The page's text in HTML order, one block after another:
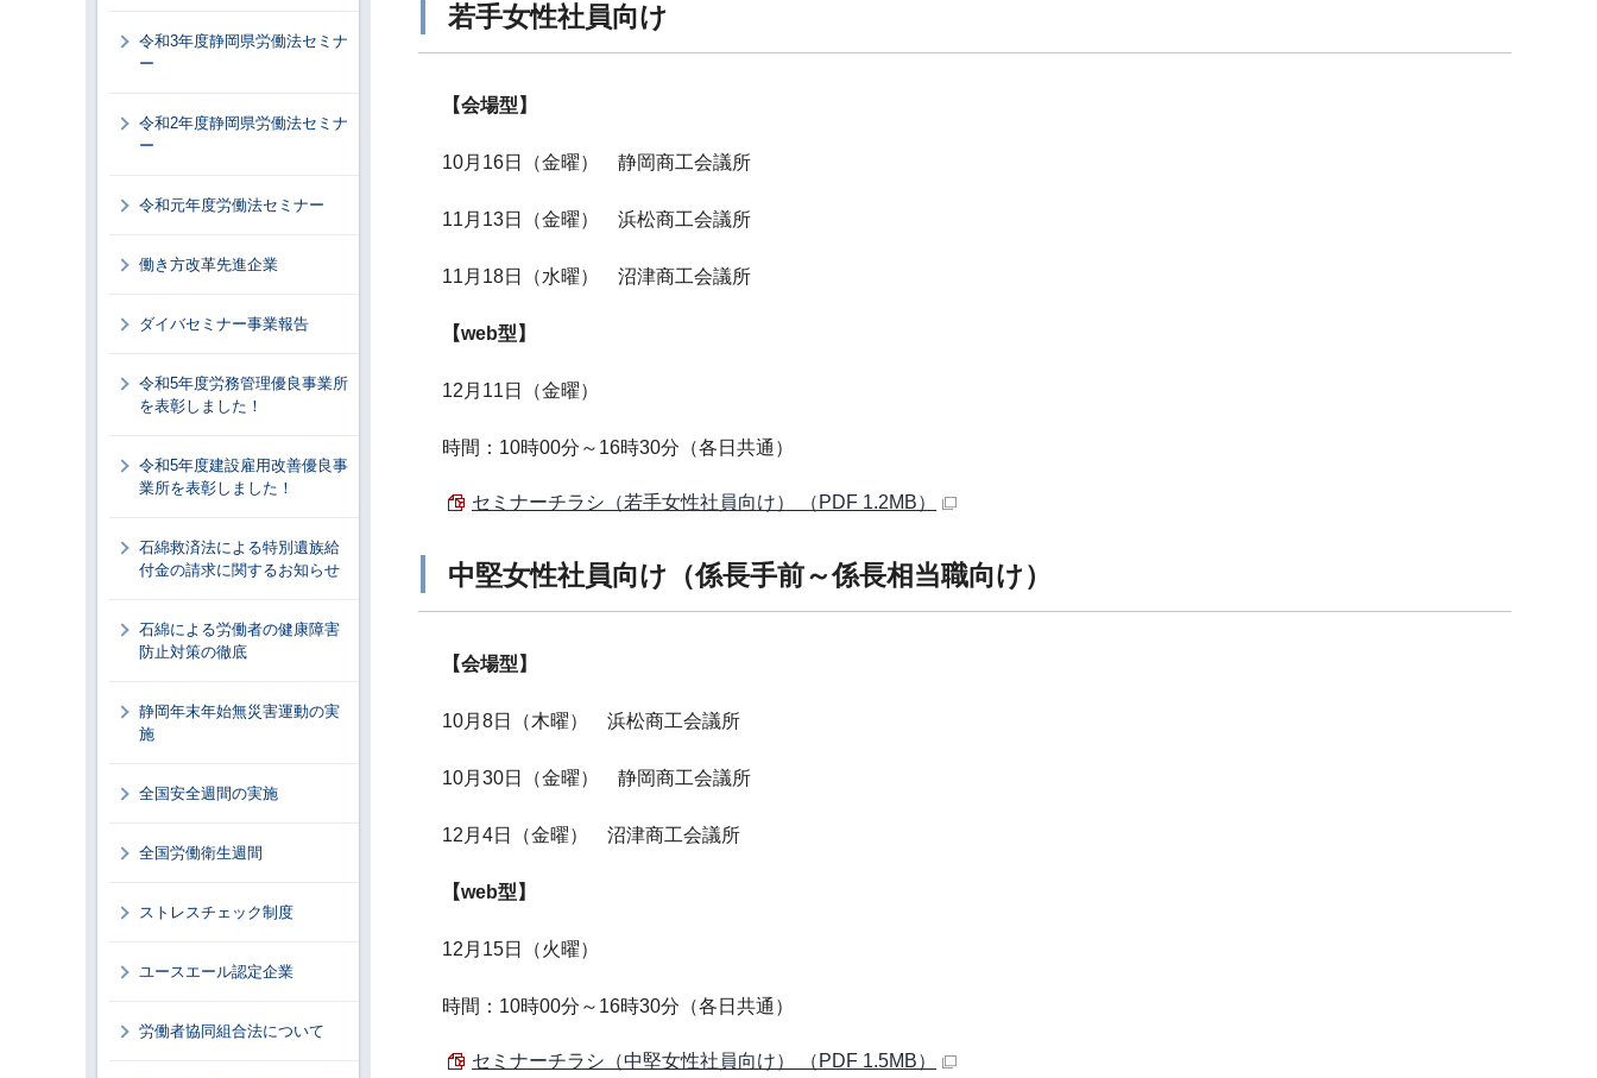
若手女性社員向け
【会場型】
10月16日（金曜） 静岡商工会議所
11月13日（金曜） 浜松商工会議所
11月18日（水曜） 沼津商工会議所
【web型】
12月11日（金曜）
時間：10時00分～16時30分（各日共通）
セミナーチラシ（若手女性社員向け） （PDF 1.2MB）
中堅女性社員向け（係長手前～係長相当職向け）
【会場型】
10月8日（木曜） 浜松商工会議所
10月30日（金曜） 静岡商工会議所
12月4日（金曜） 沼津商工会議所
【web型】
12月15日（火曜）
時間：10時00分～16時30分（各日共通）
セミナーチラシ（中堅女性社員向け） （PDF 1.5MB）
令和3年度静岡県労働法セミナ
ー
令和2年度静岡県労働法セミナ
ー
令和元年度労働法セミナー
働き方改革先進企業
ダイバセミナー事業報告
令和5年度労務管理優良事業所
を表彰しました！
令和5年度建設雇用改善優良事
業所を表彰しました！
石綿救済法による特別遺族給
付金の請求に関するお知らせ
石綿による労働者の健康障害
防止対策の徹底
静岡年末年始無災害運動の実
施
全国安全週間の実施
全国労働衛生週間
ストレスチェック制度
ユースエール認定企業
労働者協同組合法について